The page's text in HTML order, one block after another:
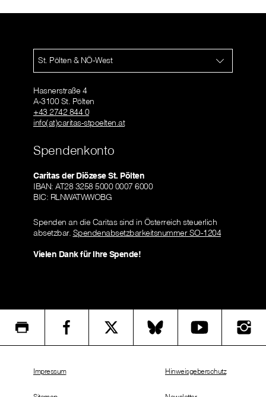
St. Pölten & NÖ-West
Hasnerstraße 4
A-3100 St. Pölten
+43 2742 844 0
info(at)caritas-stpoelten.at
Spendenkonto
Caritas der Diözese St. Pölten
IBAN: AT28 3258 5000 0007 6000
BIC: RLNWATWWOBG
Spenden an die Caritas sind in Österreich steuerlich
absetzbar. Spendenabsetzbarkeitsnummer SO-1204
Vielen Dank für Ihre Spende!
Impressum Hinweisgeberschutz